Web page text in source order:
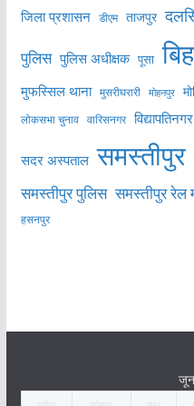
जिला प्रशासन डीएम ताजपुर
पुलिस पुलिस अधीक्षक पूसा
मुफस्सिल थाना मुसरीघरारी मोहनपुर
लोकसभा चुनाव वारिसनगर विद्यापतिनगर
सदर अस्पताल समस्तीपुर
समस्तीपुर पुलिस समस्तीपुर रेल
हसनपुर